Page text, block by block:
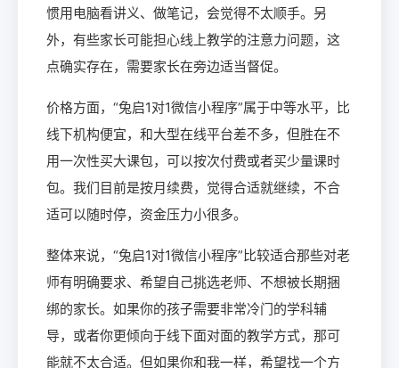
惯用电脑看讲义、做笔记，会觉得不太顺手。另
外，有些家长可能担心线上教学的注意力问题，这
点确实存在，需要家长在旁边适当督促。
价格方面，“兔启1对1微信小程序”属于中等水平，比
线下机构便宜，和大型在线平台差不多，但胜在不
用一次性买大课包，可以按次付费或者买少量课时
包。我们目前是按月续费，觉得合适就继续，不合
适可以随时停，资金压力小很多。
整体来说，“兔启1对1微信小程序”比较适合那些对老
师有明确要求、希望自己挑选老师、不想被长期捆
绑的家长。如果你的孩子需要非常冷门的学科辅
导，或者你更倾向于线下面对面的教学方式，那可
能就不太合适。但如果你和我一样，希望找一个方